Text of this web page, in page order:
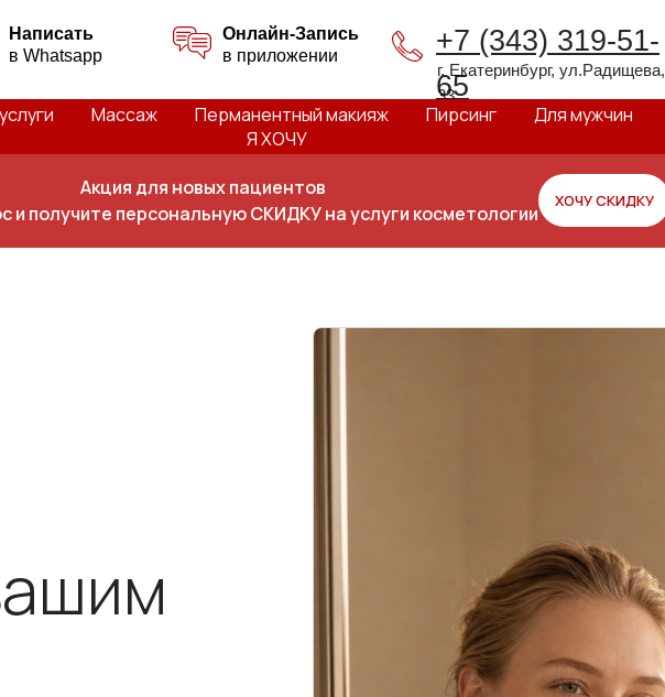
Написать
в Whatsapp
Онлайн-Запись
в приложении
+7 (343) 319-51-
65
г. Екатеринбург, ул.Радищева,
33
Массаж Перманентный макияж Пирсинг Для мужчин
Я ХОЧУ
Акция для новых пациентов
и получите персональную СКИДКУ на услуги косметологии
ХОЧУ СКИДКУ